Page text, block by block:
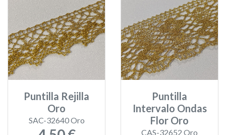
Puntilla Rejilla
Oro
SAC-32640 Oro
Puntilla
Intervalo Ondas
Flor Oro
CAS-32652 Oro